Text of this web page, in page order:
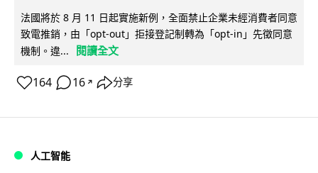
法國將於 8 月 11 日起實施新例，全面禁止企業未經消費者同意
致電推銷，由「opt-out」拒接登記制轉為「opt-in」先徵同意
機制。違...
閱讀全文
164 16 ↗ 分享
人工智能